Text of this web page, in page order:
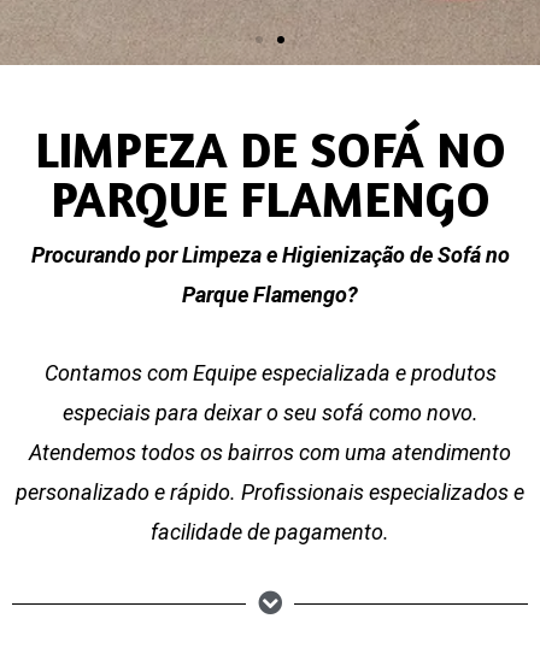
LIMPEZA DE SOFÁ NO
PARQUE FLAMENGO
Procurando por Limpeza e Higienização de Sofá no
Parque Flamengo?
Contamos com Equipe especializada e produtos
especiais para deixar o seu sofá como novo.
Atendemos todos os bairros com uma atendimento
personalizado e rápido. Profissionais especializados e
facilidade de pagamento.